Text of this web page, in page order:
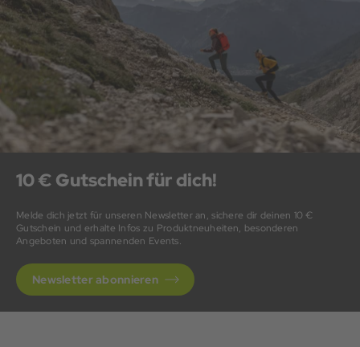
10 € Gutschein für dich!
Melde dich jetzt für unseren Newsletter an, sichere dir deinen 10 €
Gutschein und erhalte Infos zu Produktneuheiten, besonderen
Angeboten und spannenden Events.
Newsletter abonnieren